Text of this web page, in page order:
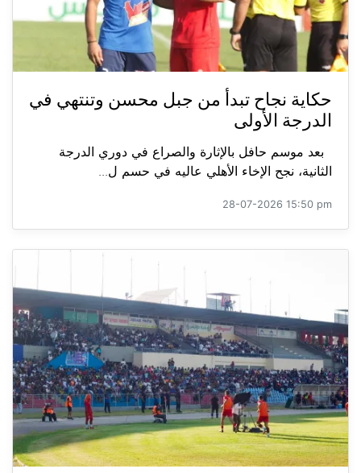
حكاية نجاح تبدأ من جبل محسن وتنتهي في
الدرجة الأولى
بعد موسم حافل بالإثارة والصراع في دوري الدرجة
الثانية، نجح الإخاء الأهلي عاليه في حسم ل...
28-07-2026 15:50 pm